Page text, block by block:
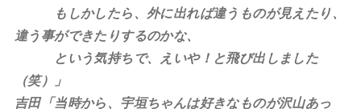
もしかしたら、外に出れば違うものが見えたり、
違う事ができたりするのかな、
という気持ちで、えいや！と飛び出しました
（笑）」
吉田「当時から、宇垣ちゃんは好きなものが沢山あっ